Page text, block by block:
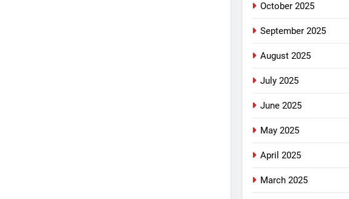
October 2025
September 2025
August 2025
July 2025
June 2025
May 2025
April 2025
March 2025